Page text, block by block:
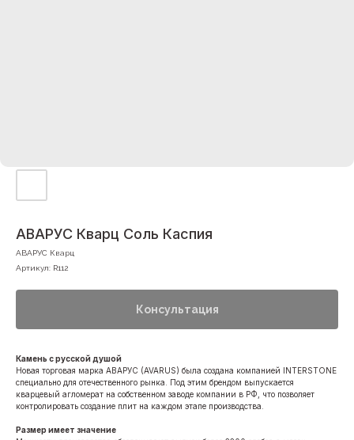
АВАРУС Кварц Соль Каспия
АВАРУС Кварц
Артикул: R112
Консультация
Камень с русской душой
Новая торговая марка АВАРУС (AVARUS) была создана компанией INTERSTONE
специально для отечественного рынка. Под этим брендом выпускается
кварцевый агломерат на собственном заводе компании в РФ, что позволяет
контролировать создание плит на каждом этапе производства.
Размер имеет значение